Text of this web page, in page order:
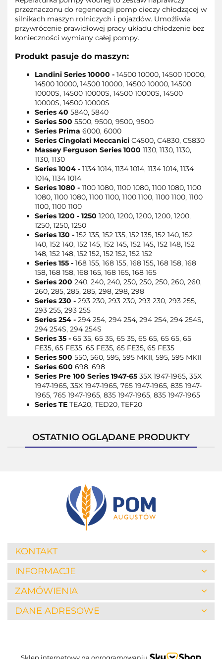
przeznaczonu do regeneracji pomp cieczy chłodzącej w
silnikach maszyn rolniczych i pojazdów. Umożliwia
przywrócenie prawidłowej pracy układu chłodzenie bez
konieczności wymiany całej pompy.
Produkt pasuje do maszyn:
Landini Series 10000 - 14500 10000, 14500 10000,
14500 10000, 14500 10000, 14500 10000, 14500
10000S, 14500 10000S, 14500 10000S, 14500
10000S, 14500 10000S
Series 40 5840, 5840
Series 500 5500, 9500, 9500, 9500
Series Prima 6000, 6000
Series Cingolati Meccanici C4500, C4830, C5830
Massey Ferguson Series 1000 1130, 1130, 1130,
1130, 1130
Series 1004 - 1134 1014, 1134 1014, 1134 1014, 1134
1014, 1134 1014
Series 1080 - 1100 1080, 1100 1080, 1100 1080, 1100
1080, 1100 1080, 1100 1100, 1100 1100, 1100 1100, 1100
1100, 1100 1100
Series 1200 - 1250 1200, 1200, 1200, 1200, 1200,
1250, 1250, 1250
Series 130 - 152 135, 152 135, 152 135, 152 140, 152
140, 152 140, 152 145, 152 145, 152 145, 152 148, 152
148, 152 148, 152 152, 152 152, 152 152
Series 155 - 168 155, 168 155, 168 155, 168 158, 168
158, 168 158, 168 165, 168 165, 168 165
Series 200 240, 240, 240, 250, 250, 250, 260, 260,
260, 285, 285, 285, 298, 298, 298
Series 230 - 293 230, 293 230, 293 230, 293 255,
293 255, 293 255
Series 254 - 294 254, 294 254, 294 254, 294 254S,
294 254S, 294 254S
Series 35 - 65 35, 65 35, 65 35, 65 65, 65 65, 65
FE35, 65 FE35, 65 FE35, 65 FE35, 65 FE35
Series 500 550, 560, 595, 595 MKII, 595, 595 MKII
Series 600 698, 698
Series Pre 100 Series 1947-65 35X 1947-1965, 35X
1947-1965, 35X 1947-1965, 765 1947-1965, 835 1947-
1965, 765 1947-1965, 835 1947-1965, 835 1947-1965
Series TE TEA20, TED20, TEF20
OSTATNIO OGLĄDANE PRODUKTY
KONTAKT
INFORMACJE
ZAMÓWIENIA
DANE ADRESOWE
Sklep internetowy na oprogramowaniu